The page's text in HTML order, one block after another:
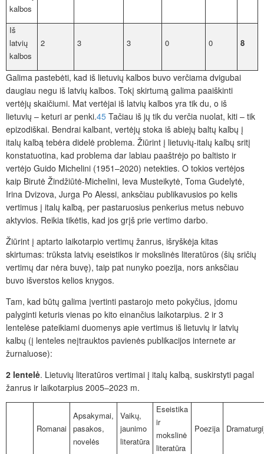
kalbos
Iš
latvių
kalbos
2 3 3 0 0 8
Galima pastebėti, kad iš lietuvių kalbos buvo verčiama dvigubai
daugiau negu iš latvių kalbos. Tokį skirtumą galima paaiškinti
vertėjų skaičiumi. Mat vertėjai iš latvių kalbos yra tik du, o iš
lietuvių – keturi ar penki.45 Tačiau iš jų tik du verčia nuolat, kiti – tik
epizodiškai. Bendrai kalbant, vertėjų stoka iš abiejų baltų kalbų į
italų kalbą tebėra didelė problema. Žiūrint į lietuvių-italų kalbų sritį
konstatuotina, kad problema dar labiau paaštrėjo po baltisto ir
vertėjo Guido Michelini (1951–2020) netekties. O tokios vertėjos
kaip Birutė Žindžiūtė-Michelini, Ieva Musteikytė, Toma Gudelytė,
Irina Dvizova, Jurga Po Alessi, anksčiau publikavusios po kelis
vertimus į italų kalbą, per pastaruosius penkerius metus nebuvo
aktyvios. Reikia tikėtis, kad jos grįš prie vertimo darbo.
Žiūrint į aptarto laikotarpio vertimų žanrus, išryškėja kitas
skirtumas: trūksta latvių eseistikos ir mokslinės literatūros (šių sričių
vertimų dar nėra buvę), taip pat nunyko poezija, nors anksčiau
buvo išverstos kelios knygos.
Tam, kad būtų galima įvertinti pastarojo meto pokyčius, įdomu
palyginti keturis vienas po kito einančius laikotarpius. 2 ir 3
lentelėse pateikiami duomenys apie vertimus iš lietuvių ir latvių
kalbų (į lenteles neįtrauktos pavienės publikacijos internete ar
žurnaluose):
2 lentelė. Lietuvių literatūros vertimai į italų kalbą, suskirstyti pagal
žanrus ir laikotarpius 2005–2023 m.
Romanai
Apsakymai,
pasakos,
novelės
Vaikų,
jaunimo
literatūra
Eseistika
ir
mokslinė
literatūra
Poezija